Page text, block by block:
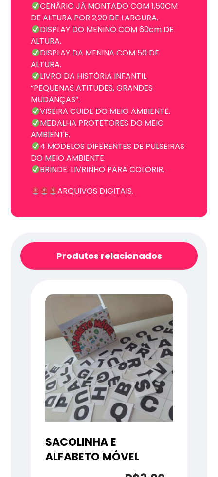
CENÁRIO JÁ MONTADO COM 1,50CM
DE ALTURA POR 2,20 DE LARGURA.
DISPLAY DO MENINO COM 60cm DE
ALTURA.
DISPLAY DA MENINA COM 50 DE
ALTURA.
LIVRO DA HISTÓRIA INFANTIL
“PEQUENAS ATITUDES, GRANDES
MUDANÇAS”.
VISEIRA CUIDE DO MEIO AMBIENTE.
MEDALHA PROTETORES DO MEIO
AMBIENTE.
4 MODELOS DIFERENTES DE PULSEIRAS
DO MEIO AMBIENTE.
BRINDE: LIVRINHO PARA COLORIR.
ARQUIVOS DIGITAIS.
Produtos relacionados
SACOLINHA E
ALFABETO MÓVEL